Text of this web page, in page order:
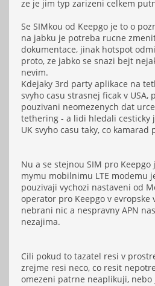
ze je jim typ zarizeni celkem
Se SIMkou od Keepgo je to o
na jabku je potreba rucne
dokumentace, jinak hotspot
proto, ze jabko se snazi bejt
nevim.
Kdejaky 3rd party aplikace na
svyho casu strasnej ficak v USA,
pouzivani neomezenych dat
tethering - a lidi hledali cesticky
UK svyho casu taky, co kamarad
Nu a se stejnou SIM pro
mymu mobilnimu LTE modemu
pouzivaji vychozi nastaveni od
operator pro Keepgo v
nebrani nic a nespravny APN
nezajima.
Cili pokud to tazatel resi v
zrejme resi neco, co resit
omezeni patrne neaplikuji, nebo